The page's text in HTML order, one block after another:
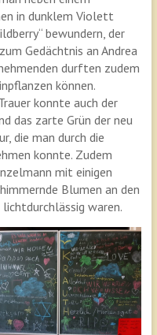
in dunklem Violett
bewundern, der
Gedächtnis an Andrea
durften zudem
können.
konnte auch der
das zarte Grün der neu
die man durch die
konnte. Zudem
mit einigen
Blumen an den
waren.